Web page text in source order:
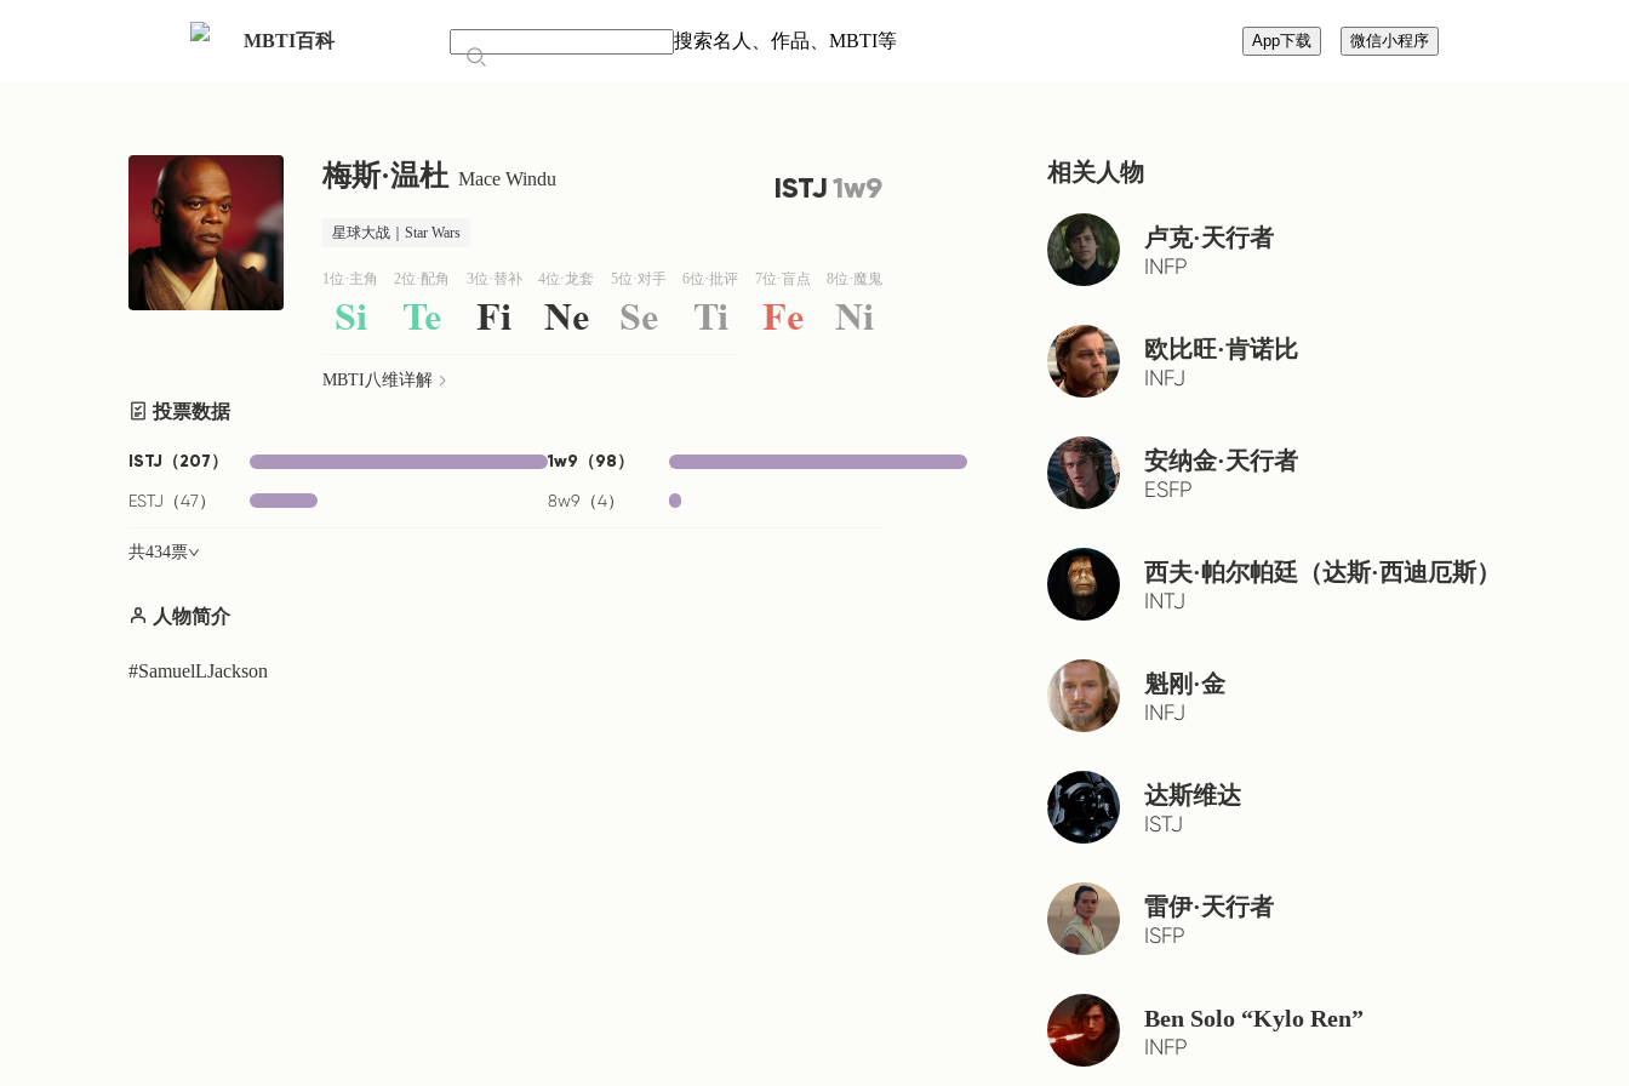
MBTI百科 搜索名人、作品、MBTI等 App下载 微信小程序
梅斯·温杜 Mace Windu ISTJ1w9
星球大战｜Star Wars
1位·主角
Si
2位·配角
Te
3位·替补
Fi
4位·龙套
Ne
5位·对手
Se
6位·批评
Ti
7位·盲点
Fe
8位·魔鬼
Ni
MBTI八维详解
投票数据
ISTJ （207） 1w9 （98）
ESTJ （47） 8w9 （4）
共434票
人物简介
#SamuelLJackson
相关人物
卢克·天行者
INFP
欧比旺·肯诺比
INFJ
安纳金·天行者
ESFP
西夫·帕尔帕廷（达斯·西迪厄斯）
INTJ
魁刚·金
INFJ
达斯维达
ISTJ
雷伊·天行者
ISFP
Ben Solo “Kylo Ren”
INFP